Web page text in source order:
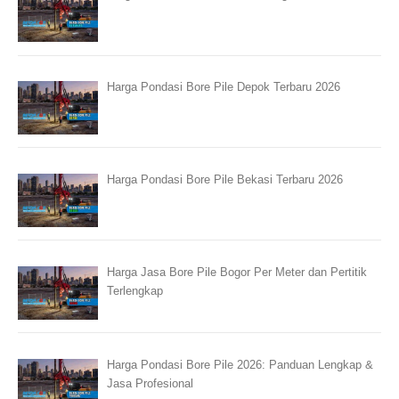
Harga Pondasi Bore Pile Depok Terbaru 2026
Harga Pondasi Bore Pile Bekasi Terbaru 2026
Harga Jasa Bore Pile Bogor Per Meter dan Pertitik
Terlengkap
Harga Pondasi Bore Pile 2026: Panduan Lengkap &
Jasa Profesional